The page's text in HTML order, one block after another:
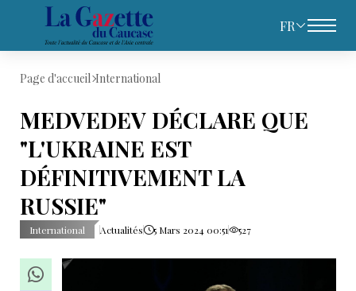
FR
Page d'accueil International
MEDVEDEV DÉCLARE QUE
"L'UKRAINE EST
DÉFINITIVEMENT LA
RUSSIE"
International Actualités 5 Mars 2024 00:51 527